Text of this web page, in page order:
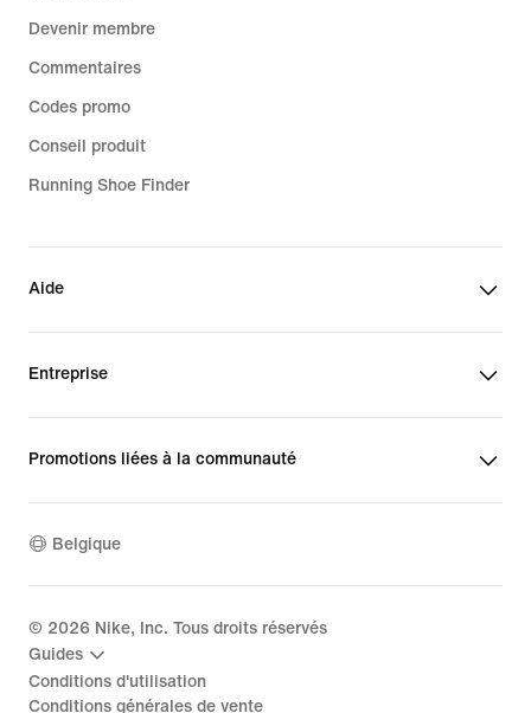
Devenir membre
Commentaires
Codes promo
Conseil produit
Running Shoe Finder
Aide
Entreprise
Promotions liées à la communauté
Belgique
© 2026 Nike, Inc. Tous droits réservés
Guides
Conditions d'utilisation
Conditions générales de vente